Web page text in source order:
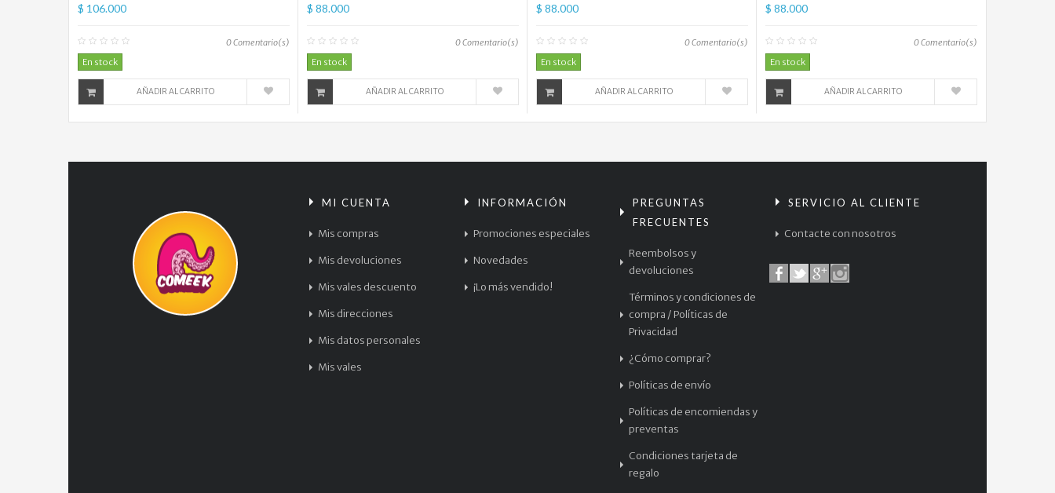
$ 106.000
0Comentario(s)
En stock
AÑADIR AL CARRITO
$ 88.000
0Comentario(s)
En stock
AÑADIR AL CARRITO
$ 88.000
0Comentario(s)
En stock
AÑADIR AL CARRITO
$ 88.000
0Comentario(s)
En stock
AÑADIR AL CARRITO
MI CUENTA
Mis compras
Mis devoluciones
Mis vales descuento
Mis direcciones
Mis datos personales
Mis vales
INFORMACIÓN
Promociones especiales
Novedades
¡Lo más vendido!
PREGUNTAS
FRECUENTES
Reembolsos y
devoluciones
Términos y condiciones de
compra / Políticas de
Privacidad
¿Cómo comprar?
Políticas de envío
Políticas de encomiendas y
preventas
Condiciones tarjeta de
regalo
SERVICIO AL CLIENTE
Contacte con nosotros